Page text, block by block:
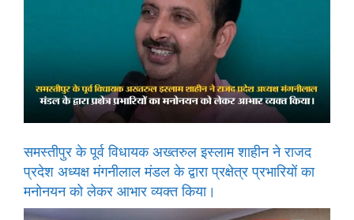
समस्तीपुर के पूर्व विधायक अख्तरुल इस्लाम शाहीन ने राजद
प्रदेश अध्यक्ष मंगनीलाल मंडल के द्वारा प्रक्षेत्र प्रभारियों का
मनोनयन को लेकर आभार व्यक्त किया।